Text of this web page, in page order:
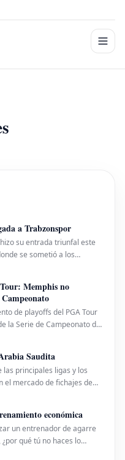
a Trabzonspor
su entrada triunfal este
se sometió a los
su fichaje por su
co
Memphis no
de playoffs del PGA Tour
la Serie de Campeonato del
Saudita
principales ligas y los
el mercado de fichajes de
en Arabia Saudita.
económica
un entrenador de agarre
qué tú no haces lo